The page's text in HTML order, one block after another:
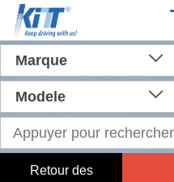
Marque
Modele
Retour des